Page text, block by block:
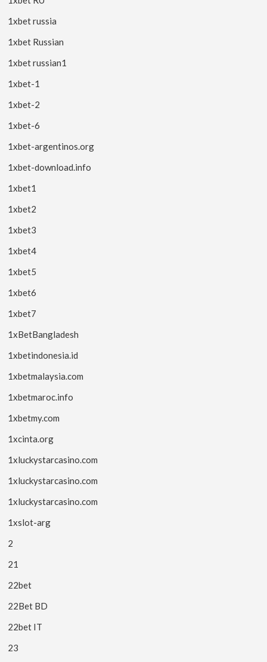
1xbet russia
1xbet Russian
1xbet russian1
1xbet-1
1xbet-2
1xbet-6
1xbet-argentinos.org
1xbet-download.info
1xbet1
1xbet2
1xbet3
1xbet4
1xbet5
1xbet6
1xbet7
1xBetBangladesh
1xbetindonesia.id
1xbetmalaysia.com
1xbetmaroc.info
1xbetmy.com
1xcinta.org
1xluckystarcasino.com
1xluckystarcasino.com
1xluckystarcasino.com
1xslot-arg
2
21
22bet
22Bet BD
22bet IT
23